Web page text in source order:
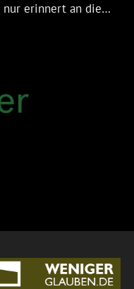
nur erinnert an die…